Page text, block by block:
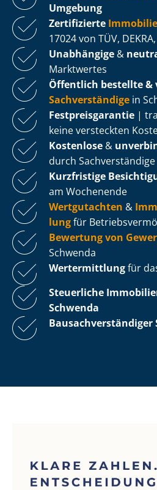
Umgebung
Zertifizierte
17024 von TÜV,
Unabhängige &
Marktwertes
Öffentlich bestellte &
Sachverständige in
Fest­preis­ga­ran­tie |
keine versteckten
Kostenlose &
durch Sachverständige
Kurzfristige
am Wochenende
Wertgutachten &
lungfür
Bewertung von
Schwenda
Wertermittlungfür
Steuerliche
Schwenda
Bau­sach­ver­stän­di­ger